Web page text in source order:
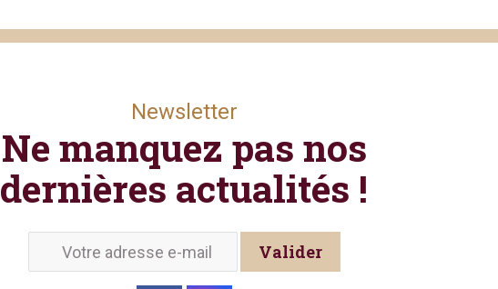
Newsletter
Ne manquez pas nos
dernières actualités !
Valider